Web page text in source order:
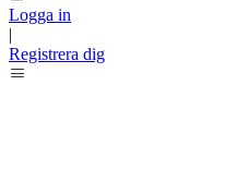
Logga in
|
Registrera dig